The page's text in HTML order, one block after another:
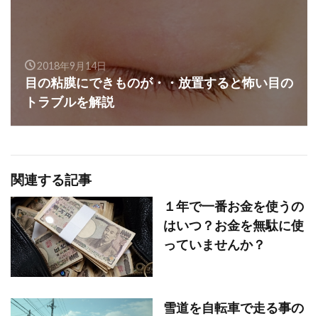
2018年9月14日
目の粘膜にできものが・・放置すると怖い目の
トラブルを解説
関連する記事
１年で一番お金を使うの
はいつ？お金を無駄に使
っていませんか？
雪道を自転車で走る事の